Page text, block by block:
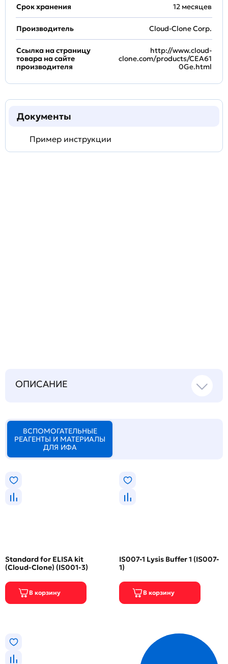
Срок хранения 12 месяцев
Производитель Cloud-Clone Corp.
Ссылка на страницу
товара на сайте
производителя
http://www.cloud-
clone.com/products/CEA61
0Ge.html
Документы
Пример инструкции
ОПИСАНИЕ
ВСПОМОГАТЕЛЬНЫЕ
РЕАГЕНТЫ И МАТЕРИАЛЫ
ДЛЯ ИФА
Standard for ELISA kit
(Cloud-Clone) (IS001-3)
IS007-1 Lysis Buffer 1 (IS007-
1)